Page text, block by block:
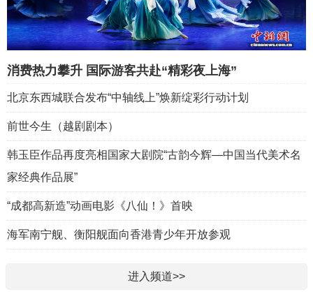
消费热力攀升 国际游客共赴“精彩夜上海”
北京东西城联合发布“中轴线上”焕新绽彩行动计划
前世今生（越剧剧本）
韩玉臣作品再度亮相国家大剧院“古韵今辉—中国当代美术名
家经典作品展”
“成都高新造”动画电影《八仙！》首映
海军南宁舰、衡阳舰面向香港青少年开放参观
进入频道>>